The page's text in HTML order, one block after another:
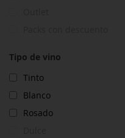
Tipo de vino
Tinto
Blanco
Rosado